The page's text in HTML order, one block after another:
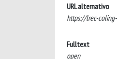
URL alternativo
https://lrec-
Fulltext
open